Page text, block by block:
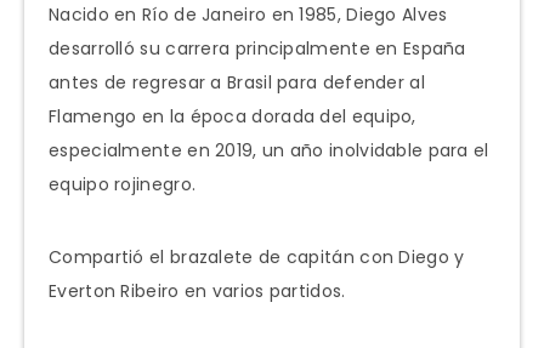
Nacido en Río de Janeiro en 1985, Diego Alves
desarrolló su carrera principalmente en España
antes de regresar a Brasil para defender al
Flamengo en la época dorada del equipo,
especialmente en 2019, un año inolvidable para el
equipo rojinegro.
Compartió el brazalete de capitán con Diego y
Everton Ribeiro en varios partidos.